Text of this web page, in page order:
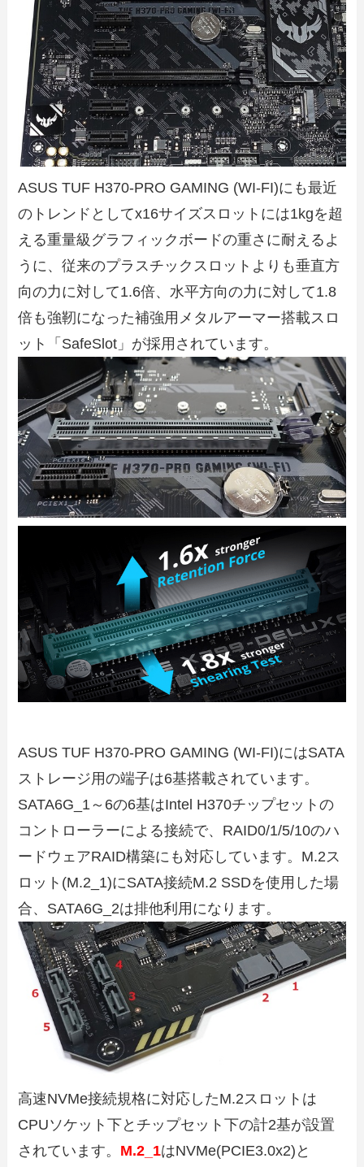
ASUS TUF H370-PRO GAMING (WI-FI)にも最近
のトレンドとしてx16サイズスロットには1kgを超
える重量級グラフィックボードの重さに耐えるよ
うに、従来のプラスチックスロットよりも垂直方
向の力に対して1.6倍、水平方向の力に対して1.8
倍も強靭になった補強用メタルアーマー搭載スロ
ット「SafeSlot」が採用されています。
ASUS TUF H370-PRO GAMING (WI-FI)にはSATA
ストレージ用の端子は6基搭載されています。
SATA6G_1～6の6基はIntel H370チップセットの
コントローラーによる接続で、RAID0/1/5/10のハ
ードウェアRAID構築にも対応しています。M.2ス
ロット(M.2_1)にSATA接続M.2 SSDを使用した場
合、SATA6G_2は排他利用になります。
高速NVMe接続規格に対応したM.2スロットは
CPUソケット下とチップセット下の計2基が設置
されています。 M.2_1はNVMe(PCIE3.0x2)と